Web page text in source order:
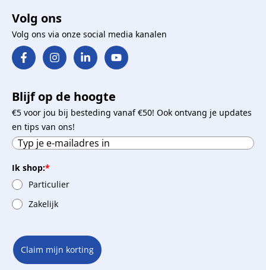
Volg ons
Volg ons via onze social media kanalen
Blijf op de hoogte
€5 voor jou bij besteding vanaf €50! Ook ontvang je updates
en tips van ons!
Ik shop:*
Particulier
Zakelijk
Claim mijn korting